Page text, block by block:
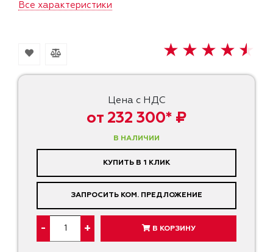
Цена с НДС
от 232 300* ₽
В НАЛИЧИИ
КУПИТЬ В 1 КЛИК
ЗАПРОСИТЬ КОМ. ПРЕДЛОЖЕНИЕ
- + В КОРЗИНУ
Все характеристики